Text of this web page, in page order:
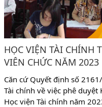
HỌC VIỆN TÀI CHÍNH
VIÊN CHỨC NĂM 2023
Căn cứ Quyết định số
Tài chính về việc phê
Học viện Tài chính năm